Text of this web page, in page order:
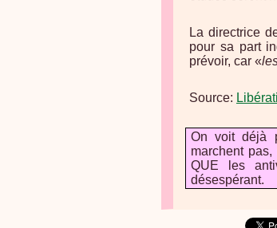
La directrice
pour sa part
prévoir, car «
Source:
On voit déjà
marchent
QUE les
désespérant.